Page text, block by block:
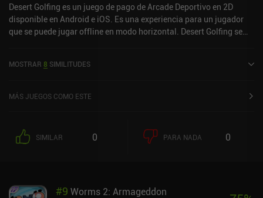
Desert Golfing es un juego de pago de Arcade Deportivo en 2D
disponible en Android e iOS. Es una experiencia para un jugador
que se puede jugar offline en modo horizontal. Desert Golfing se
MOSTRAR 8 SIMILITUDES
MÁS JUEGOS COMO ESTE
SIMILAR 0 PARA NADA 0
#9 Worms 2: Armageddon